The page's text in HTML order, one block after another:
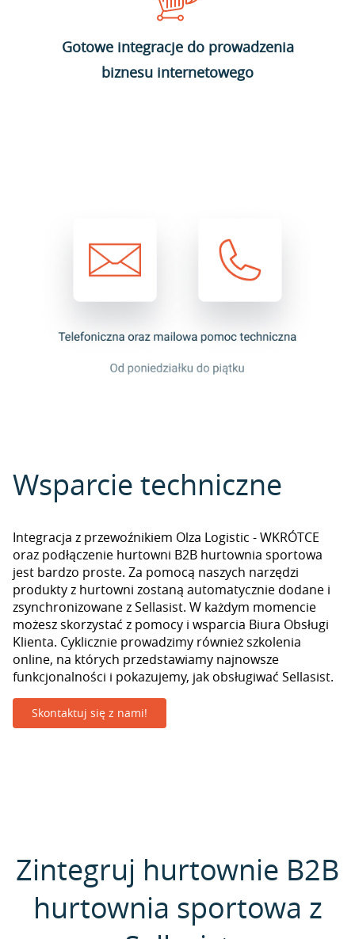
Gotowe integracje do prowadzenia
biznesu internetowego
Wsparcie techniczne
Integracja z przewoźnikiem Olza Logistic - WKRÓTCE
oraz podłączenie hurtowni B2B hurtownia sportowa
jest bardzo proste. Za pomocą naszych narzędzi
produkty z hurtowni zostaną automatycznie dodane i
zsynchronizowane z Sellasist. W każdym momencie
możesz skorzystać z pomocy i wsparcia Biura Obsługi
Klienta. Cyklicznie prowadzimy również szkolenia
online, na których przedstawiamy najnowsze
funkcjonalności i pokazujemy, jak obsługiwać Sellasist.
Skontaktuj się z nami!
Zintegruj hurtownie B2B
hurtownia sportowa z